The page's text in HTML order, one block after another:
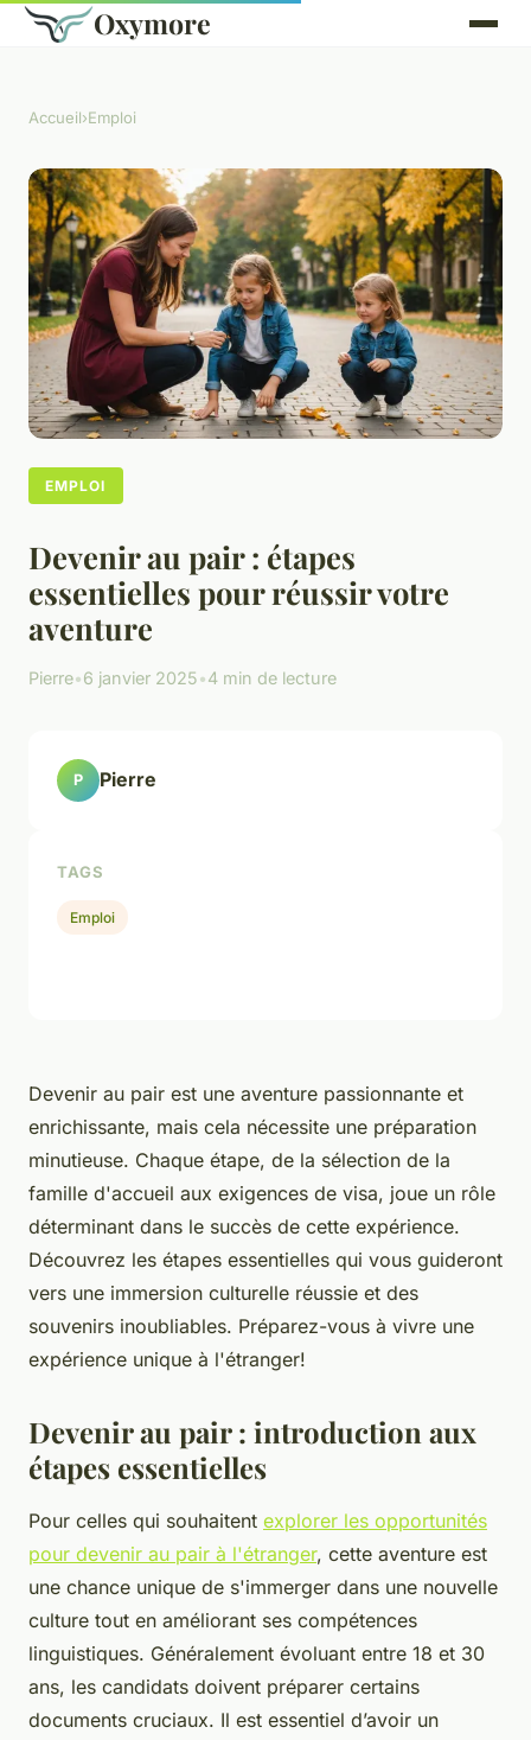
Oxymore
Accueil›Emploi
EMPLOI
Devenir au pair : étapes
essentielles pour réussir votre
aventure
Pierre•6 janvier 2025•4 min de lecture
Devenir au pair est une aventure passionnante et
enrichissante, mais cela nécessite une préparation
minutieuse. Chaque étape, de la sélection de la
famille d'accueil aux exigences de visa, joue un rôle
déterminant dans le succès de cette expérience.
Découvrez les étapes essentielles qui vous guideront
vers une immersion culturelle réussie et des
souvenirs inoubliables. Préparez-vous à vivre une
expérience unique à l'étranger!
Devenir au pair : introduction aux
étapes essentielles
Pour celles qui souhaitent explorer les opportunités
pour devenir au pair à l'étranger, cette aventure est
une chance unique de s'immerger dans une nouvelle
culture tout en améliorant ses compétences
linguistiques. Généralement évoluant entre 18 et 30
ans, les candidats doivent préparer certains
documents cruciaux. Il est essentiel d’avoir un
P Pierre
TAGS
Emploi